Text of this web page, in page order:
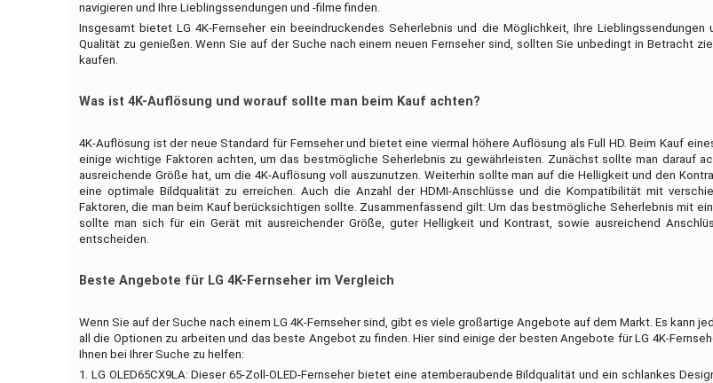
navigieren und Ihre Lieblingssendungen und -filme finden.
Insgesamt bietet LG 4K-Fernseher ein beeindruckendes Seherlebnis und die Möglichkeit, Ihre Lieblingssendungen
Qualität zu genießen. Wenn Sie auf der Suche nach einem neuen Fernseher sind, sollten Sie unbedingt in Betracht
kaufen.
Was ist 4K-Auflösung und worauf sollte man beim Kauf achten?
4K-Auflösung ist der neue Standard für Fernseher und bietet eine viermal höhere Auflösung als Full HD. Beim Kauf
einige wichtige Faktoren achten, um das bestmögliche Seherlebnis zu gewährleisten. Zunächst sollte man darauf
ausreichende Größe hat, um die 4K-Auflösung voll auszunutzen. Weiterhin sollte man auf die Helligkeit und den
eine optimale Bildqualität zu erreichen. Auch die Anzahl der HDMI-Anschlüsse und die Kompatibilität mit
Faktoren, die man beim Kauf berücksichtigen sollte. Zusammenfassend gilt: Um das bestmögliche Seherlebnis mit
sollte man sich für ein Gerät mit ausreichender Größe, guter Helligkeit und Kontrast, sowie ausreichend
entscheiden.
Beste Angebote für LG 4K-Fernseher im Vergleich
Wenn Sie auf der Suche nach einem LG 4K-Fernseher sind, gibt es viele großartige Angebote auf dem Markt. Es kann
all die Optionen zu arbeiten und das beste Angebot zu finden. Hier sind einige der besten Angebote für LG 4K-
Ihnen bei Ihrer Suche zu helfen:
1. LG OLED65CX9LA: Dieser 65-Zoll-OLED-Fernseher bietet eine atemberaubende Bildqualität und ein schlankes